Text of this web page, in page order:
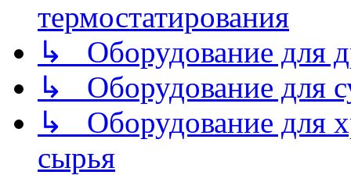
термостатирования
↳ Оборудование для
↳ Оборудование для
↳ Оборудование для
сырья